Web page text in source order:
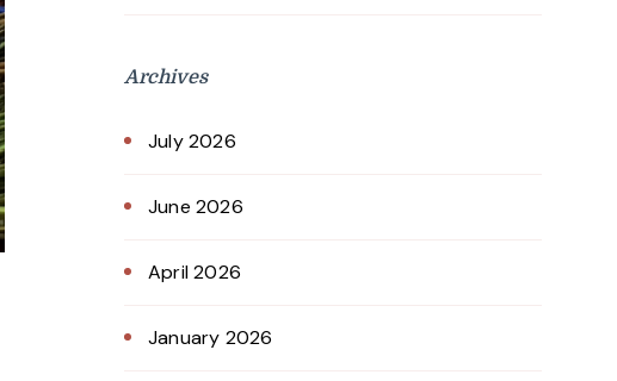
Archives
July 2026
June 2026
April 2026
January 2026